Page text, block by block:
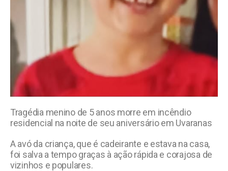
Tragédia menino de 5 anos morre em incêndio
residencial na noite de seu aniversário em Uvaranas
A avó da criança, que é cadeirante e estava na casa,
foi salva a tempo graças à ação rápida e corajosa de
vizinhos e populares.